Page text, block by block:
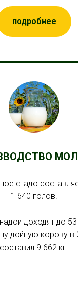
подробнее
стадо
1 640 голов.
доходят до 53
дойную корову в
составил 9 662 кг.